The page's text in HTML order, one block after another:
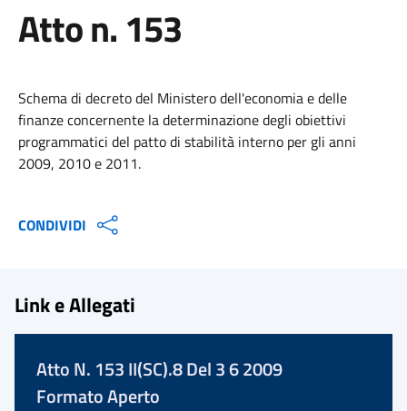
Atto n. 153
Schema di decreto del Ministero dell'economia e delle
finanze concernente la determinazione degli obiettivi
programmatici del patto di stabilità interno per gli anni
2009, 2010 e 2011.
CONDIVIDI
Link e Allegati
Atto N. 153 II(SC).8 Del 3 6 2009
Formato Aperto